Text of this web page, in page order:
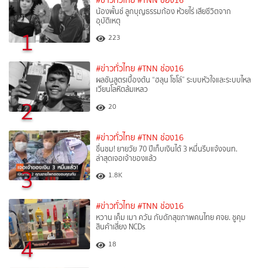
1
น้องพั้นช์ ลูกบุญธรรมก้อง ห้วยไร่ เสียชีวิตจาก
อุบัติเหตุ
223
2
#ข่าวทั่วไทย #TNN ช่อง16
ผลชันสูตรเบื้องต้น “ฮลุน โซโล่” ระบบหัวใจและระบบไหล
เวียนโลหิตล้มเหลว
20
3
#ข่าวทั่วไทย #TNN ช่อง16
ชื่นชม! ยายวัย 70 ปีเก็บเงินได้ 3 หมื่นรีบแจ้งจนท.
ล่าสุดเจอเจ้าของแล้ว
1.8K
4
#ข่าวทั่วไทย #TNN ช่อง16
หวาน เค็ม เมา ควัน กับดักสุขภาพคนไทย ศจย. ชูคุม
สินค้าเสี่ยง NCDs
18